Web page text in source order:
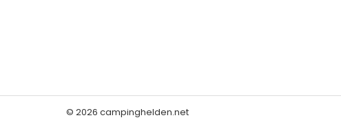
© 2026 campinghelden.net